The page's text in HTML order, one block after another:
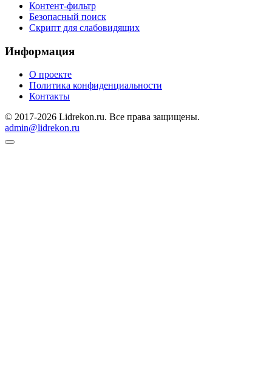
Контент-фильтр
Безопасный поиск
Скрипт для слабовидящих
Информация
О проекте
Политика конфиденциальности
Контакты
© 2017-2026 Lidrekon.ru. Все права защищены.
admin@lidrekon.ru